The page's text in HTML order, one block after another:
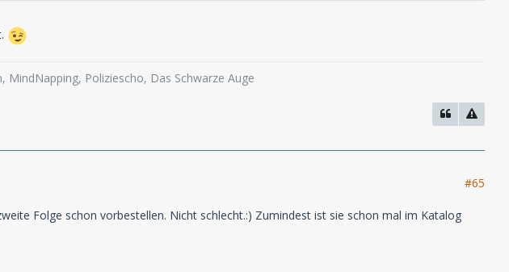
MindNapping, Poliziescho, Das Schwarze Auge
#65
Folge schon vorbestellen. Nicht schlecht.:) Zumindest ist sie schon mal im Katalog